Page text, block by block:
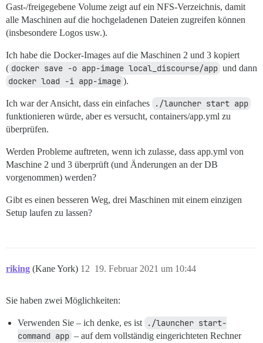
Gast-/freigegebene Volume zeigt auf ein NFS-Verzeichnis, damit
alle Maschinen auf die hochgeladenen Dateien zugreifen können
(insbesondere Logos usw.).
Ich habe die Docker-Images auf die Maschinen 2 und 3 kopiert
( docker save -o app-image local_discourse/app und dann
docker load -i app-image ).
Ich war der Ansicht, dass ein einfaches ./launcher start app
funktionieren würde, aber es versucht, containers/app.yml zu
überprüfen.
Werden Probleme auftreten, wenn ich zulasse, dass app.yml von
Maschine 2 und 3 überprüft (und Änderungen an der DB
vorgenommen) werden?
Gibt es einen besseren Weg, drei Maschinen mit einem einzigen
Setup laufen zu lassen?
riking (Kane York) 19. Februar 2021 um 10:44
12
Sie haben zwei Möglichkeiten:
Verwenden Sie – ich denke, es ist
./launcher start-
command app – auf dem vollständig eingerichteten Rechner